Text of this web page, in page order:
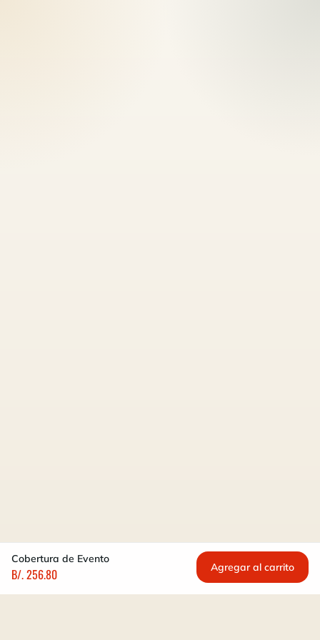
Cobertura de Evento
B/. 256.80 Agregar al carrito